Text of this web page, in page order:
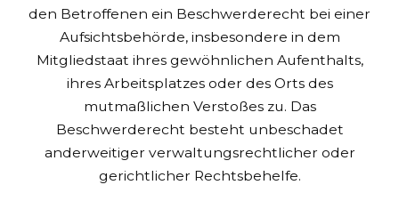
den Betroffenen ein Beschwerderecht bei einer
Aufsichtsbehörde, insbesondere in dem
Mitgliedstaat ihres gewöhnlichen Aufenthalts,
ihres Arbeitsplatzes oder des Orts des
mutmaßlichen Verstoßes zu. Das
Beschwerderecht besteht unbeschadet
anderweitiger verwaltungsrechtlicher oder
gerichtlicher Rechtsbehelfe.